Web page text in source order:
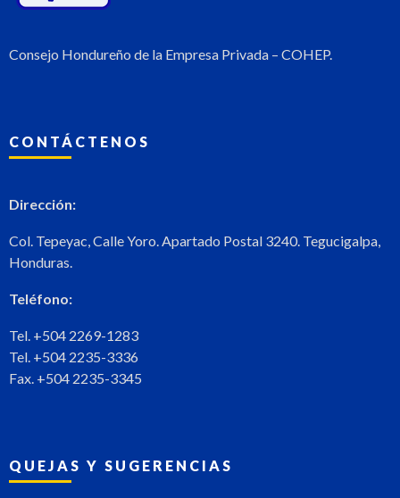
Consejo Hondureño de la Empresa Privada – COHEP.
CONTÁCTENOS
Dirección:
Col. Tepeyac, Calle Yoro. Apartado Postal 3240. Tegucigalpa,
Honduras.
Teléfono:
Tel. +504 2269-1283
Tel. +504 2235-3336
Fax. +504 2235-3345
QUEJAS Y SUGERENCIAS